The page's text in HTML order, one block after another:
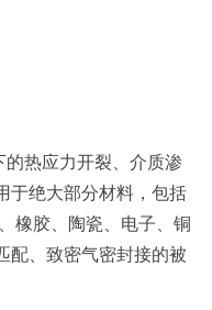
的热应力开裂、介质渗
于绝大部分材料，包括
橡胶、陶瓷、电子、铜
配、致密气密封接的被